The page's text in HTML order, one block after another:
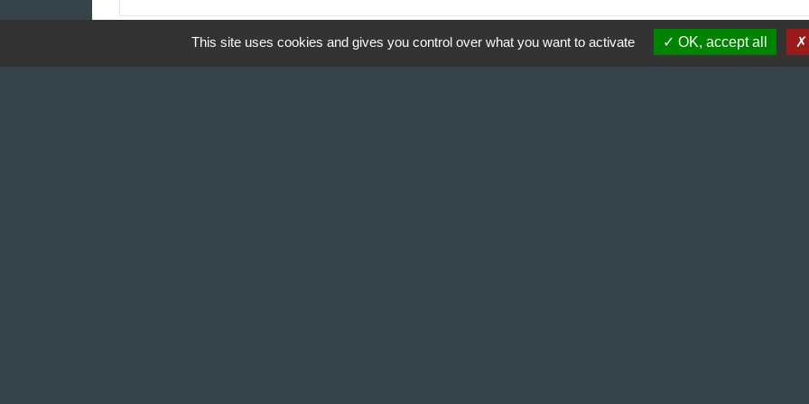
This site uses cookies and gives you control over what you want to activate OK, accept all